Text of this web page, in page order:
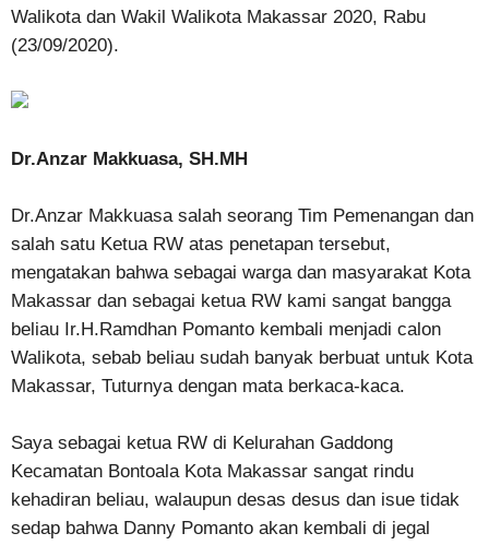
Walikota dan Wakil Walikota Makassar 2020, Rabu
(23/09/2020).
Dr.Anzar Makkuasa, SH.MH
Dr.Anzar Makkuasa salah seorang Tim Pemenangan dan
salah satu Ketua RW atas penetapan tersebut,
mengatakan bahwa sebagai warga dan masyarakat Kota
Makassar dan sebagai ketua RW kami sangat bangga
beliau Ir.H.Ramdhan Pomanto kembali menjadi calon
Walikota, sebab beliau sudah banyak berbuat untuk Kota
Makassar, Tuturnya dengan mata berkaca-kaca.
Saya sebagai ketua RW di Kelurahan Gaddong
Kecamatan Bontoala Kota Makassar sangat rindu
kehadiran beliau, walaupun desas desus dan isue tidak
sedap bahwa Danny Pomanto akan kembali di jegal